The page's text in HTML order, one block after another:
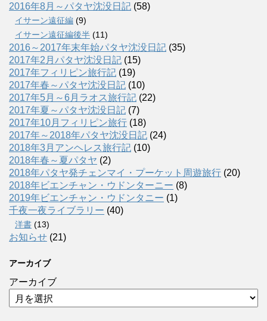
2016年8月～パタヤ沈没日記 (58)
イサーン遠征編 (9)
イサーン遠征編後半 (11)
2016～2017年末年始パタヤ沈没日記 (35)
2017年2月パタヤ沈没日記 (15)
2017年フィリピン旅行記 (19)
2017年春～パタヤ沈没日記 (10)
2017年5月～6月ラオス旅行記 (22)
2017年夏～パタヤ沈没日記 (7)
2017年10月フィリピン旅行 (18)
2017年～2018年パタヤ沈没日記 (24)
2018年3月アンヘレス旅行記 (10)
2018年春～夏パタヤ (2)
2018年パタヤ発チェンマイ・プーケット周遊旅行 (20)
2018年ビエンチャン・ウドンターニー (8)
2019年ビエンチャン・ウドンタニー (1)
千夜一夜ライブラリー (40)
洋書 (13)
お知らせ (21)
アーカイブ
アーカイブ